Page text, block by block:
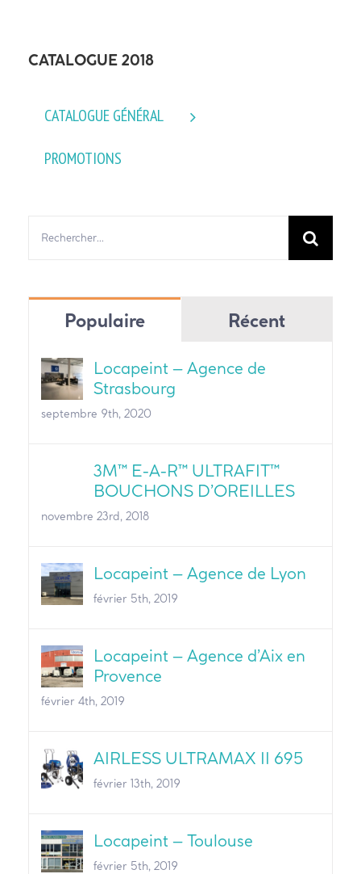
CATALOGUE 2018
CATALOGUE GÉNÉRAL
PROMOTIONS
Populaire Récent
Locapeint – Agence de
Strasbourg
septembre 9th, 2020
3M™ E-A-R™ ULTRAFIT™
BOUCHONS D’OREILLES
novembre 23rd, 2018
Locapeint – Agence de Lyon
février 5th, 2019
Locapeint – Agence d’Aix en
Provence
février 4th, 2019
AIRLESS ULTRAMAX II 695
février 13th, 2019
Locapeint – Toulouse
février 5th, 2019